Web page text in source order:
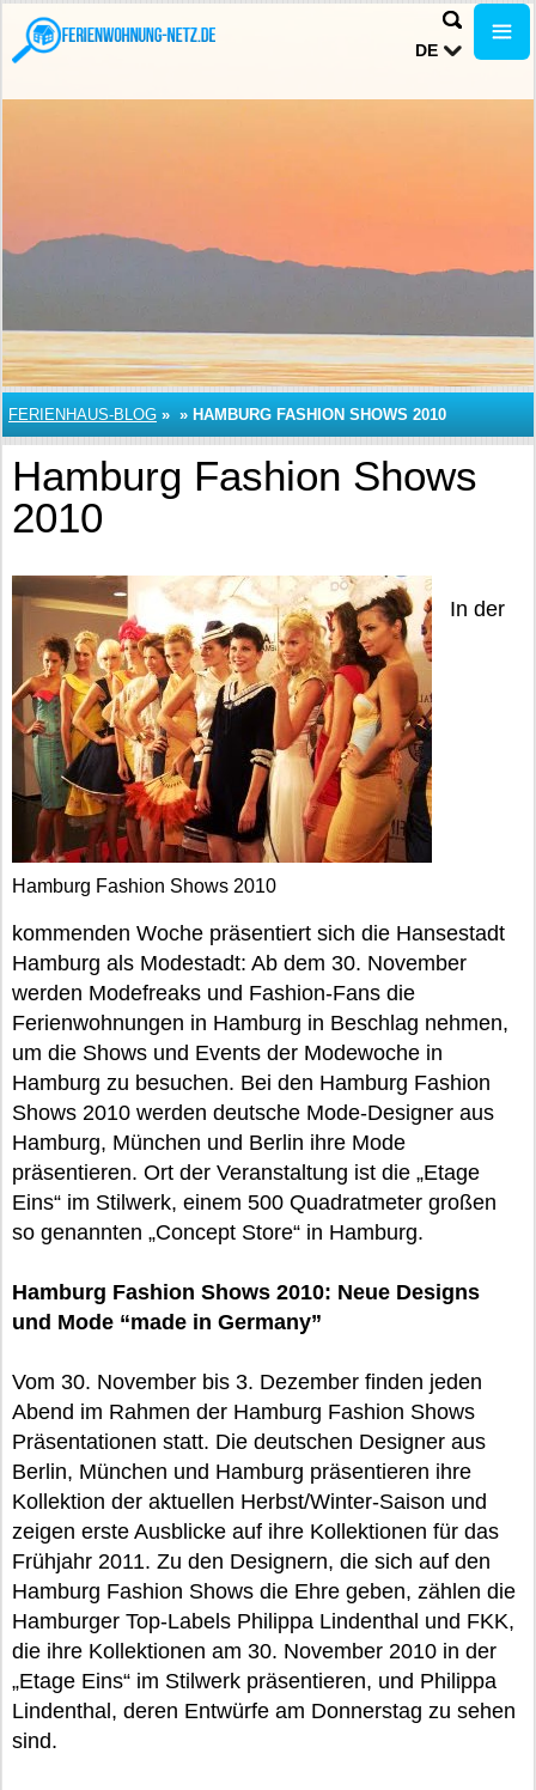
DE
FERIENHAUS-BLOG » » HAMBURG FASHION SHOWS 2010
Hamburg Fashion Shows
2010
Hamburg Fashion Shows 2010
In der
kommenden Woche präsentiert sich die Hansestadt
Hamburg als Modestadt: Ab dem 30. November
werden Modefreaks und Fashion-Fans die
Ferienwohnungen in Hamburg in Beschlag nehmen,
um die Shows und Events der Modewoche in
Hamburg zu besuchen. Bei den Hamburg Fashion
Shows 2010 werden deutsche Mode-Designer aus
Hamburg, München und Berlin ihre Mode
präsentieren. Ort der Veranstaltung ist die „Etage
Eins“ im Stilwerk, einem 500 Quadratmeter großen
so genannten „Concept Store“ in Hamburg.
Hamburg Fashion Shows 2010: Neue Designs
und Mode “made in Germany”
Vom 30. November bis 3. Dezember finden jeden
Abend im Rahmen der Hamburg Fashion Shows
Präsentationen statt. Die deutschen Designer aus
Berlin, München und Hamburg präsentieren ihre
Kollektion der aktuellen Herbst/Winter-Saison und
zeigen erste Ausblicke auf ihre Kollektionen für das
Frühjahr 2011. Zu den Designern, die sich auf den
Hamburg Fashion Shows die Ehre geben, zählen die
Hamburger Top-Labels Philippa Lindenthal und FKK,
die ihre Kollektionen am 30. November 2010 in der
„Etage Eins“ im Stilwerk präsentieren, und Philippa
Lindenthal, deren Entwürfe am Donnerstag zu sehen
sind.